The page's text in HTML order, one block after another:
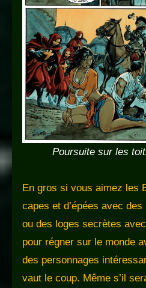
Poursuite sur les
En gros si vous aimez les
capes et d’épées avec
ou des loges secrètes
pour régner sur le monde
des personnages
vaut le coup. Même s’il